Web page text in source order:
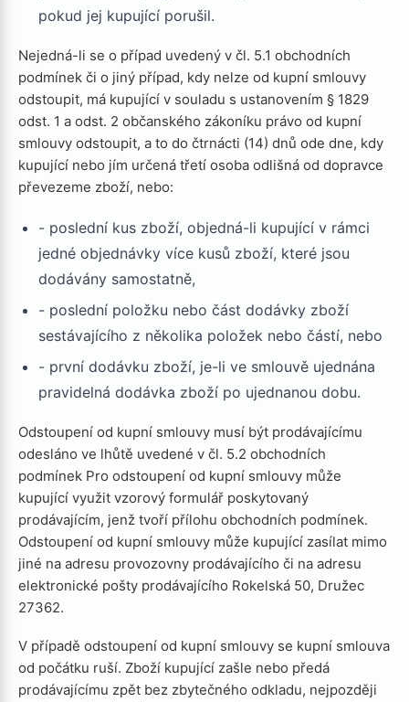
pokud jej kupující porušil.
Nejedná-li se o případ uvedený v čl. 5.1 obchodních
podmínek či o jiný případ, kdy nelze od kupní smlouvy
odstoupit, má kupující v souladu s ustanovením § 1829
odst. 1 a odst. 2 občanského zákoníku právo od kupní
smlouvy odstoupit, a to do čtrnácti (14) dnů ode dne, kdy
kupující nebo jím určená třetí osoba odlišná od dopravce
převezeme zboží, nebo:
- poslední kus zboží, objedná-li kupující v rámci
jedné objednávky více kusů zboží, které jsou
dodávány samostatně,
- poslední položku nebo část dodávky zboží
sestávajícího z několika položek nebo částí, nebo
- první dodávku zboží, je-li ve smlouvě ujednána
pravidelná dodávka zboží po ujednanou dobu.
Odstoupení od kupní smlouvy musí být prodávajícímu
odesláno ve lhůtě uvedené v čl. 5.2 obchodních
podmínek Pro odstoupení od kupní smlouvy může
kupující využit vzorový formulář poskytovaný
prodávajícím, jenž tvoří přílohu obchodních podmínek.
Odstoupení od kupní smlouvy může kupující zasílat mimo
jiné na adresu provozovny prodávajícího či na adresu
elektronické pošty prodávajícího Rokelská 50, Družec
27362.
V případě odstoupení od kupní smlouvy se kupní smlouva
od počátku ruší. Zboží kupující zašle nebo předá
prodávajícímu zpět bez zbytečného odkladu, nejpozději